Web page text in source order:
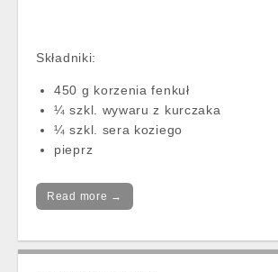
Składniki:
450 g korzenia fenkuł
¼ szkl. wywaru z kurczaka
¼ szkl. sera koziego
pieprz
Read more →